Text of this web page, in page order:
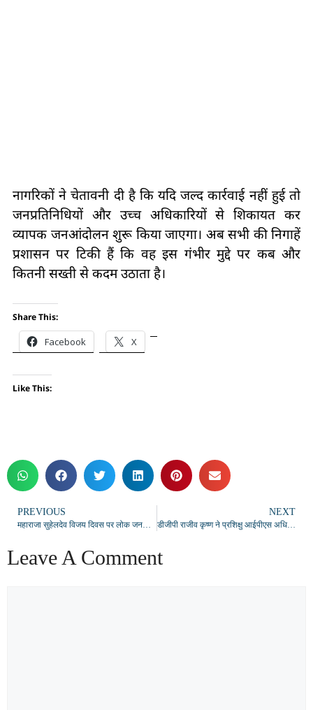
नागरिकों ने चेतावनी दी है कि यदि जल्द कार्रवाई नहीं हुई तो
जनप्रतिनिधियों और उच्च अधिकारियों से शिकायत कर
व्यापक जनआंदोलन शुरू किया जाएगा। अब सभी की निगाहें
प्रशासन पर टिकी हैं कि वह इस गंभीर मुद्दे पर कब और
कितनी सख्ती से कदम उठाता है।
Share This:
Facebook X
Like This:
PREVIOUS
महाराजा सुहेलदेव विजय दिवस पर लोक जनशक्ति पार्टी ने किया श्रद्धांजलि कार्यक्रम का आयोजन
NEXT
डीजीपी राजीव कृष्ण ने प्रशिक्षु आईपीएस अधिकारियों को दिए सेवा, दक्षता और जनसुनवाई के मंत्र
Leave A Comment